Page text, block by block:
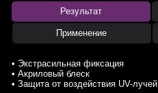
Результат
Применение
• Экстрасильная фиксация
• Акриловый блеск
• Защита от воздействия UV-лучей